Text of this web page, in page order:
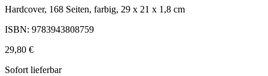
Hardcover, 168 Seiten, farbig, 29 x 21 x 1,8 cm
ISBN: 9783943808759
29,80 €
Sofort lieferbar